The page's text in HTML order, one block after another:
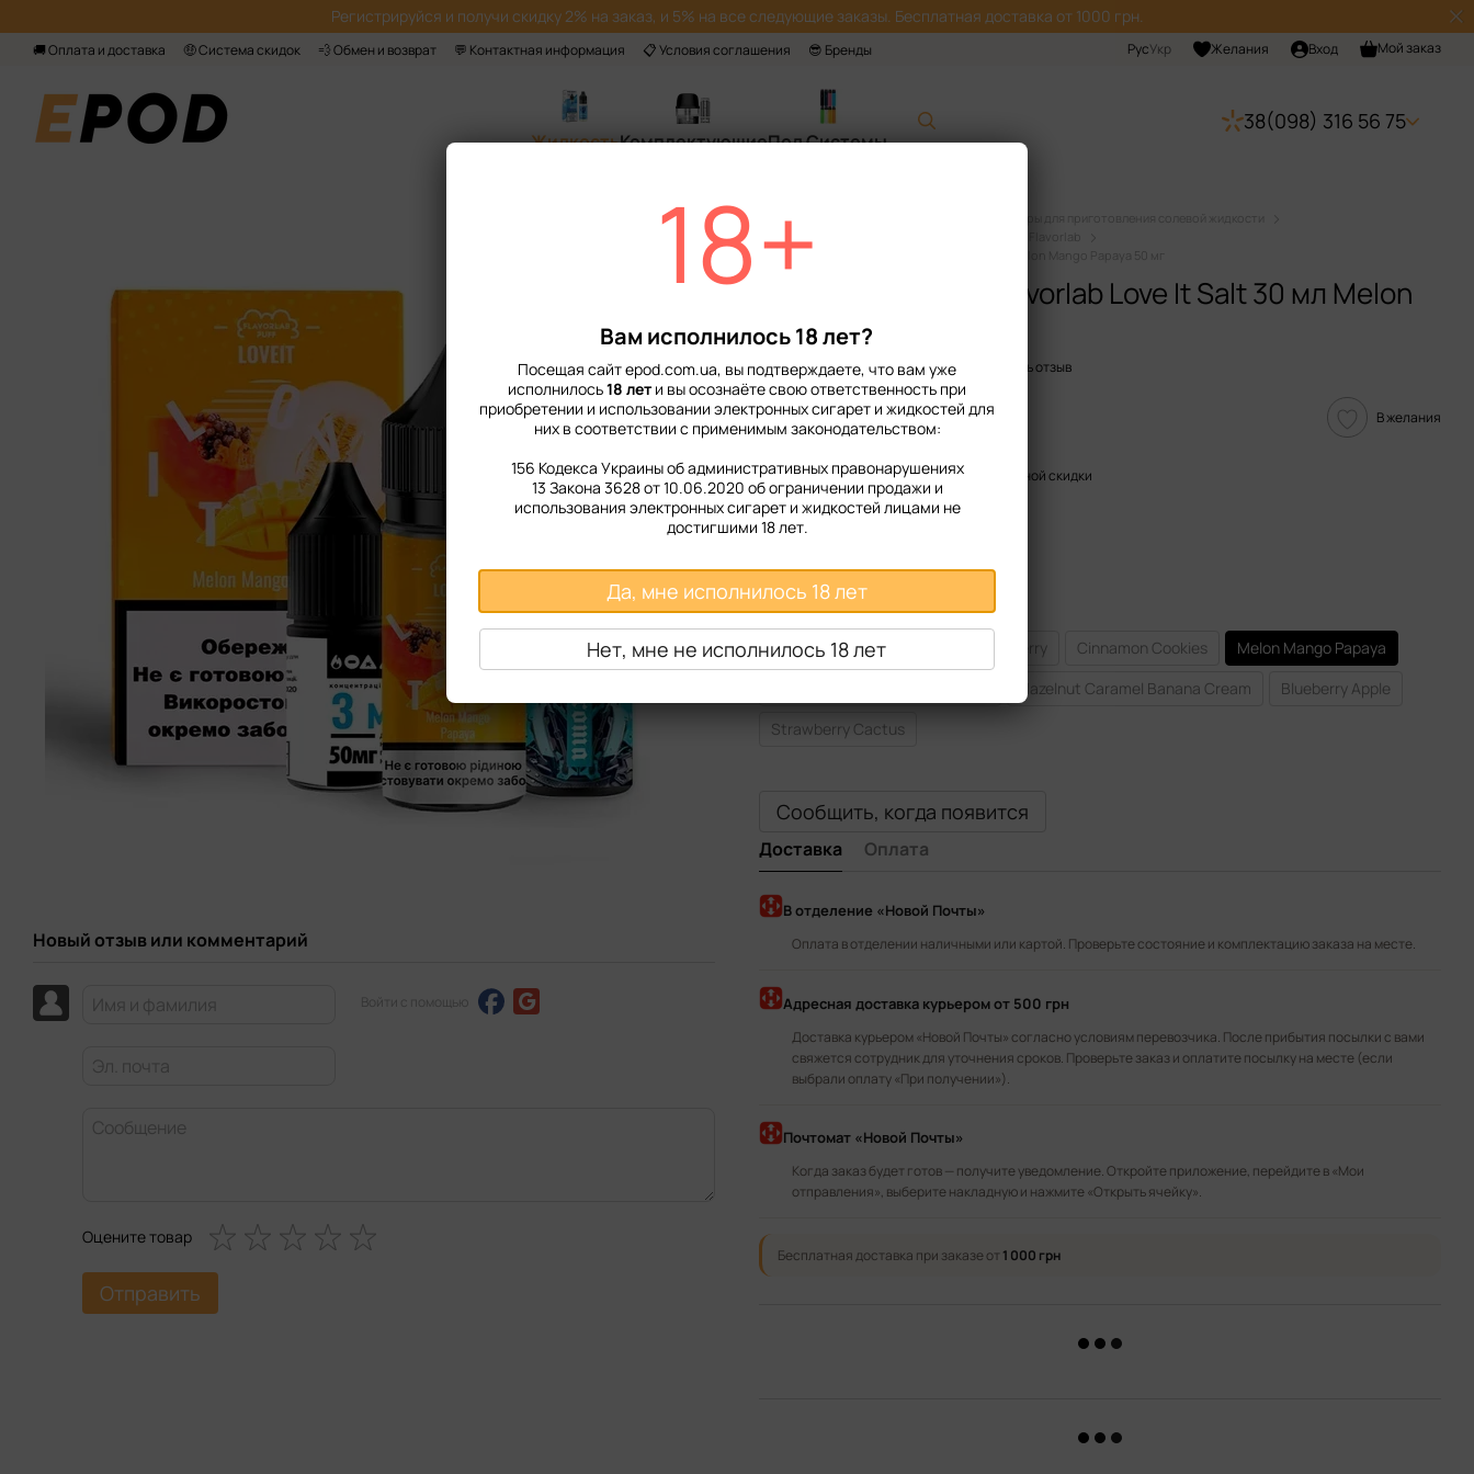
Регистрируйся‌ и получи скидку 2% на заказ, и 5% на все следующие заказы. Бесплатная доставка от 1000 грн.
🚚 Оплата и доставка 🤑 Система скидок 💨 Обмен и возврат 💬 Контактная информация 📋 Условия соглашения 😎 Бренды РусУкр Желания Вход Мой заказ
ЖидкостьКомплектующиеПод Системы
38(098) 316 56 75
Новый отзыв или комментарий
Войти с помощью
Оцените товар
Отправить
Главная
Наборы для приготовления солевой жидкости
Наборы для приготовления солевой жидкости Flavorlab
Набор Жидкости Flavorlab Love It Salt 30 мл Melon Mango Papaya 50 мг
Набор Жидкости Flavorlab Love It Salt 30 мл Melon
Mango Papaya 50 мг
Нет в наличии Артикул: 15009 Оставить отзыв
299 грн В желания
% Войти для отображения накопительной скидки
Крепость
Вкус жидкости
Cherry Strawberry Blueberry Cherry Cinnamon Cookies
Melon Mango Papaya
Hazelnut Caramel Banana Cream
Blueberry Apple
Strawberry Cactus
Сообщить, когда появится
Доставка Оплата
В отделение «Новой Почты»
Оплата в отделении наличными или картой. Проверьте состояние и комплектацию заказа на месте.
Адресная доставка курьеромот 500 грн
Доставка курьером «Новой Почты» согласно условиям перевозчика. После прибытия посылки с вами
свяжется сотрудник для уточнения сроков. Проверьте заказ и оплатите посылку на месте (если
выбрали оплату «При получении»).
Почтомат «Новой Почты»
Когда заказ будет готов — получите уведомление. Откройте приложение, перейдите в «Мои
отправления», выберите накладную и нажмите «Открыть ячейку».
Бесплатная доставка при заказе от 1 000 грн
18+
Вам исполнилось 18 лет?
Посещая сайт epod.com.ua, вы подтверждаете, что вам уже
исполнилось18 лет и вы осознаёте свою ответственность при
приобретении и использовании электронных сигарет и жидкостей для
них в соответствии с применимым законодательством:
156 Кодекса Украины об административных правонарушениях
13 Закона 3628 от 10.06.2020 об ограничении продажи и
использования электронных сигарет и жидкостей лицами не
достигшими 18 лет.
Да, мне исполнилось 18 лет
Нет, мне не исполнилось 18 лет